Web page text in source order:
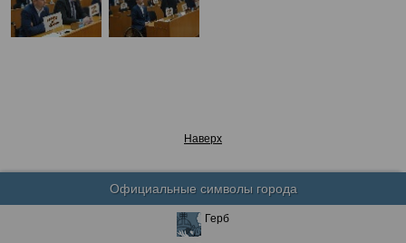
Наверх
Официальные символы города
Герб